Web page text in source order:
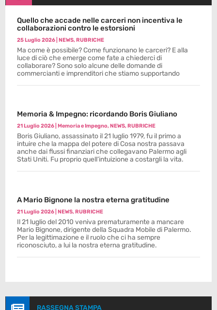
Quello che accade nelle carceri non incentiva le
collaborazioni contro le estorsioni
25 Luglio 2026 |NEWS,RUBRICHE
Ma come è possibile? Come funzionano le carceri? E alla
luce di ciò che emerge come fate a chiederci di
collaborare? Sono solo alcune delle domande di
commercianti e imprenditori che stiamo supportando
Memoria & Impegno: ricordando Boris Giuliano
21 Luglio 2026 |Memoria e Impegno,NEWS,RUBRICHE
Boris Giuliano, assassinato il 21 luglio 1979, fu il primo a
intuire che la mappa del potere di Cosa nostra passava
anche dai flussi finanziari che collegavano Palermo agli
Stati Uniti. Fu proprio quell’intuizione a costargli la vita.
A Mario Bignone la nostra eterna gratitudine
21 Luglio 2026 |NEWS,RUBRICHE
Il 21 luglio del 2010 veniva prematuramente a mancare
Mario Bignone, dirigente della Squadra Mobile di Palermo.
Per la legittimazione e il ruolo che ci ha sempre
riconosciuto, a lui la nostra eterna gratitudine.
RASSEGNA STAMPA